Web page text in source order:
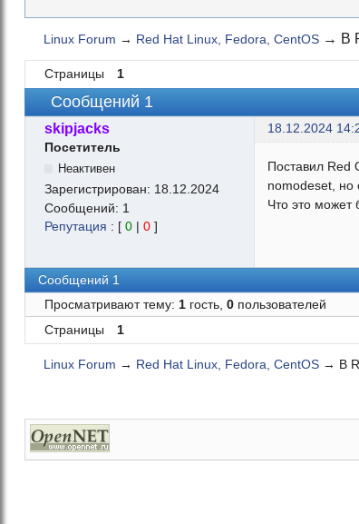
Linux Forum → Red Hat Linux, Fedora, CentOS → В
Страницы 1
Сообщений 1
skipjacks
18.12.2024
Посетитель
Неактивен
Зарегистрирован: 18.12.2024
Сообщений: 1
Репутация : [ 0| 0]
Поставил Red
nomodeset, но
Что это может
Сообщений 1
Просматривают тему: 1гость, 0пользователей
Страницы
1
Linux Forum → Red Hat Linux, Fedora, CentOS → В